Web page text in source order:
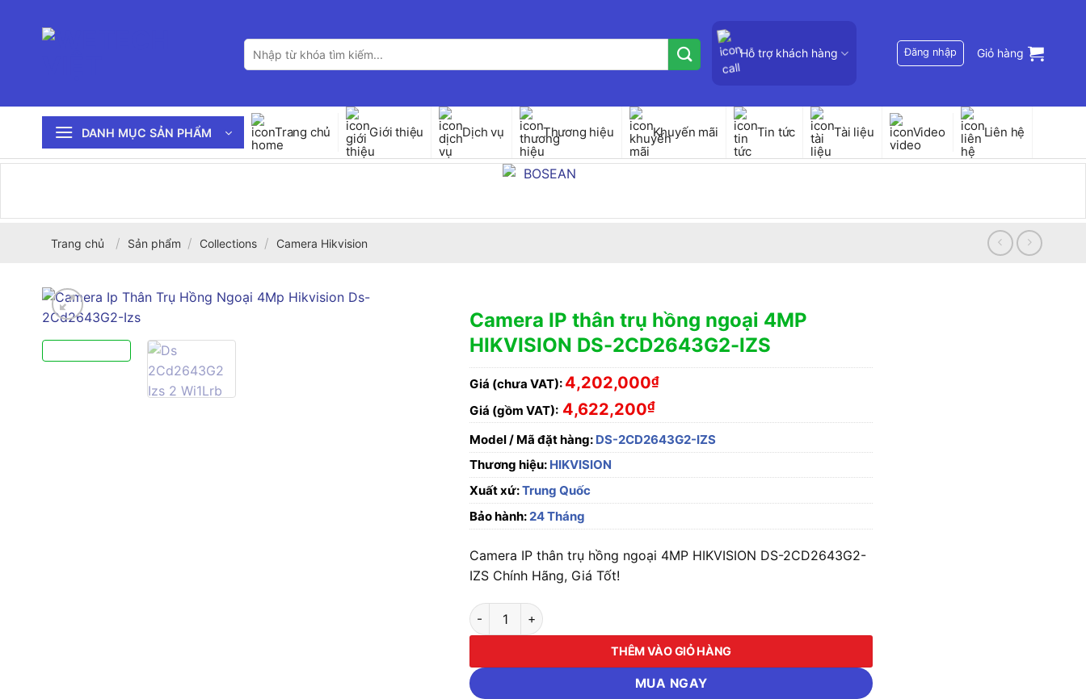
Tìm
kiếm:
Hỗ trợ khách hàng Đăng nhập Giỏ hàng
DANH MỤC SẢN PHẨM Trang chủ Giới thiệu Dịch vụ Thương hiệu Khuyến mãi Tin tức Tài liệu Video Liên hệ
Trang chủ / Sản phẩm / Collections / Camera Hikvision
Camera IP thân trụ hồng ngoại 4MP
HIKVISION DS-2CD2643G2-IZS
Giá (chưa VAT): 4,202,000₫
Giá (gồm VAT): 4,622,200₫
Model / Mã đặt hàng: DS-2CD2643G2-IZS
Thương hiệu: HIKVISION
Xuất xứ:Trung Quốc
Bảo hành:24 Tháng
Camera IP thân trụ hồng ngoại 4MP HIKVISION DS-2CD2643G2-
IZS Chính Hãng, Giá Tốt!
Camera IP thân trụ hồng ngoại 4MP HIKVISION DS-2CD2643G2-IZS số lượng
THÊM VÀO GIỎ HÀNG
MUA NGAY